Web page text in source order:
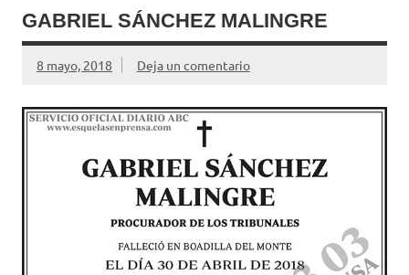
GABRIEL SÁNCHEZ MALINGRE
8 mayo, 2018 Deja un comentario